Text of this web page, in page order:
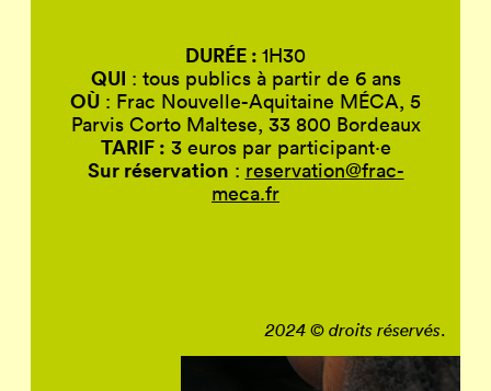
DURÉE : 1H30
QUI : tous publics à partir de 6 ans
OÙ : Frac Nouvelle-Aquitaine MÉCA, 5
Parvis Corto Maltese, 33 800 Bordeaux
TARIF : 3 euros par participant·e
Sur réservation : reservation@frac-
meca.fr
2024 © droits réservés.